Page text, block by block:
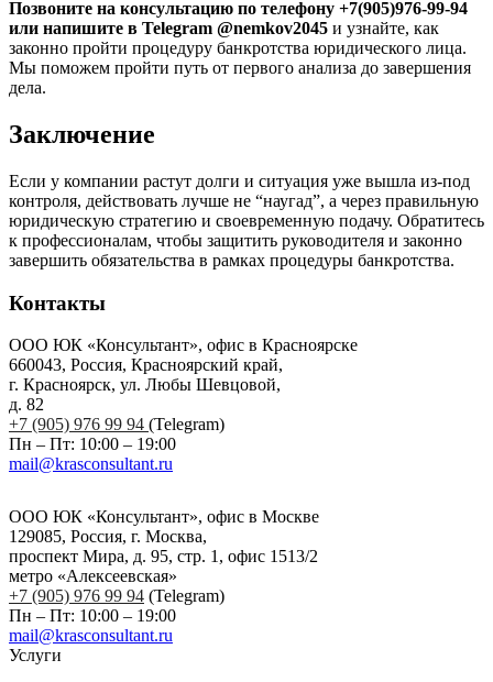
Позвоните на консультацию по телефону +7(905)976-99-94
или напишите в Telegram @nemkov2045 и узнайте, как
законно пройти процедуру банкротства юридического лица.
Мы поможем пройти путь от первого анализа до завершения
дела.
Заключение
Если у компании растут долги и ситуация уже вышла из-под
контроля, действовать лучше не “наугад”, а через правильную
юридическую стратегию и своевременную подачу. Обратитесь
к профессионалам, чтобы защитить руководителя и законно
завершить обязательства в рамках процедуры банкротства.
Контакты
ООО ЮК «Консультант», офис в Красноярске
660043, Россия, Красноярский край,
г. Красноярск, ул. Любы Шевцовой,
д. 82
+7 (905) 976 99 94 (Telegram)
Пн – Пт: 10:00 – 19:00
mail@krasconsultant.ru
ООО ЮК «Консультант», офис в Москве
129085, Россия, г. Москва,
проспект Мира, д. 95, стр. 1, офис 1513/2
метро «Алексеевская»
+7 (905) 976 99 94 (Telegram)
Пн – Пт: 10:00 – 19:00
mail@krasconsultant.ru
Услуги